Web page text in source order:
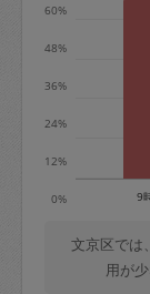
0%
12%
24%
36%
48%
60%
9
文京区では
用が